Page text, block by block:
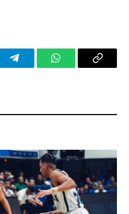
TelegramWhatsAppCopy